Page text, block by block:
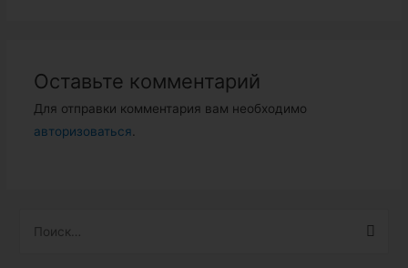
Оставьте комментарий
Для отправки комментария вам необходимо
авторизоваться